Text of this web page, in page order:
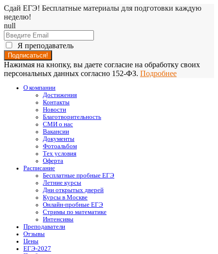
Сдай ЕГЭ! Бесплатные материалы для подготовки каждую
неделю!
null
Я преподаватель
Нажимая на кнопку, вы даете согласие на обработку своих
персональных данных согласно 152-ФЗ. Подробнее
О компании
Достижения
Контакты
Новости
Благотворительность
СМИ о нас
Вакансии
Документы
Фотоальбом
Тех условия
Оферта
Расписание
Бесплатные пробные ЕГЭ
Летние курсы
Дни открытых дверей
Курсы в Москве
Онлайн-пробные ЕГЭ
Стримы по математике
Интенсивы
Преподаватели
Отзывы
Цены
ЕГЭ-2027